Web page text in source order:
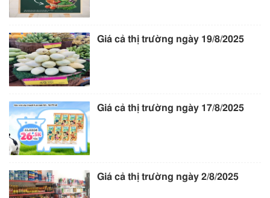
Giá cả thị trường ngày 19/8/2025
Giá cả thị trường ngày 17/8/2025
Giá cả thị trường ngày 2/8/2025